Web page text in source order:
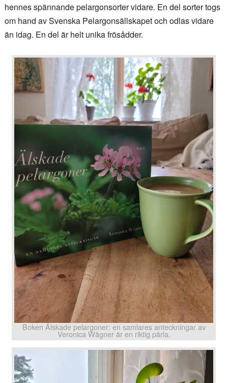
hennes spännande pelargonsorter vidare. En del sorter togs
om hand av Svenska Pelargonsällskapet och odlas vidare
än idag. En del är helt unika frösådder.
Boken Älskade pelargoner: en samlares anteckningar av
Veronica Wägner är en riktig pärla.